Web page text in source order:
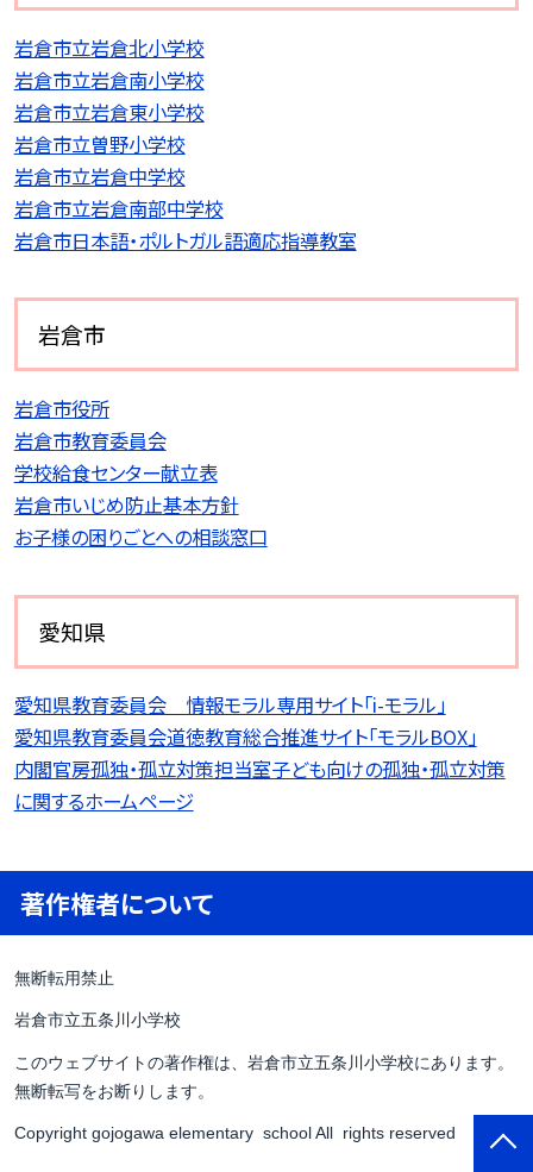
岩倉市立岩倉北小学校
岩倉市立岩倉南小学校
岩倉市立岩倉東小学校
岩倉市立曽野小学校
岩倉市立岩倉中学校
岩倉市立岩倉南部中学校
岩倉市日本語・ポルトガル語適応指導教室
岩倉市
岩倉市役所
岩倉市教育委員会
学校給食センター献立表
岩倉市いじめ防止基本方針
お子様の困りごとへの相談窓口
愛知県
愛知県教育委員会 情報モラル専用サイト「i-モラル」
愛知県教育委員会道徳教育総合推進サイト「モラルBOX」
内閣官房孤独・孤立対策担当室子ども向けの孤独・孤立対策
に関するホームページ
著作権者について
無断転用禁止
岩倉市立五条川小学校
このウェブサイトの著作権は、岩倉市立五条川小学校にあります。
無断転写をお断りします。
Copyright gojogawa elementary school All rights reserved